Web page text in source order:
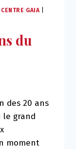
CENTRE GAIA
du
des 20 ans
le grand
moment